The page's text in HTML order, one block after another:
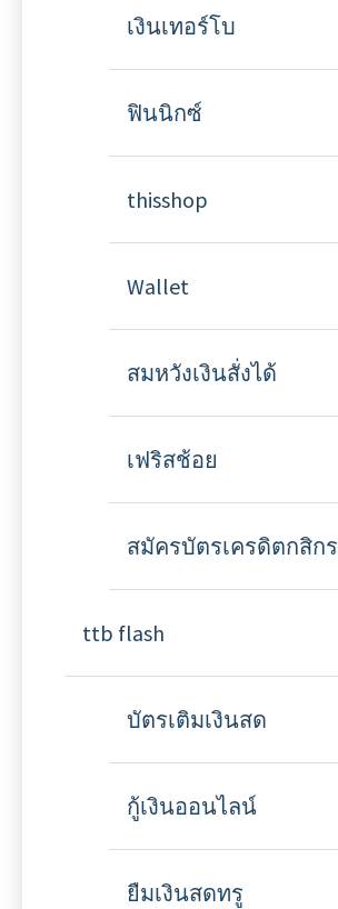
เงินเทอร์โบ
ฟินนิกซ์
thisshop
Wallet
สมหวังเงินสั่งได้
เฟริสช้อย
สมัครบัตรเครดิตกสิกร
ttb flash
บัตรเติมเงินสด
กู้เงินออนไลน์
ยืมเงินสดทรู